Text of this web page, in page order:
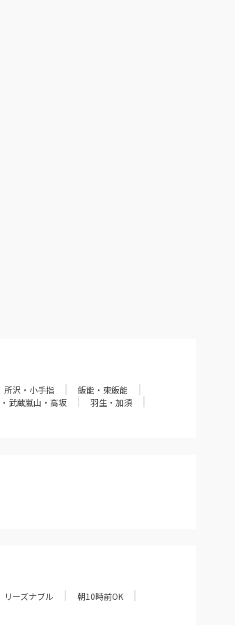
所沢・小手指
飯能・東飯能
武蔵嵐山・高坂
羽生・加須
リーズナブル
朝10時前OK